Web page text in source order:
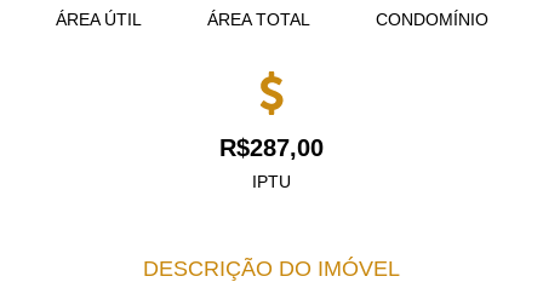
ÁREA ÚTIL ÁREA TOTAL CONDOMÍNIO
R$287,00
IPTU
DESCRIÇÃO DO IMÓVEL